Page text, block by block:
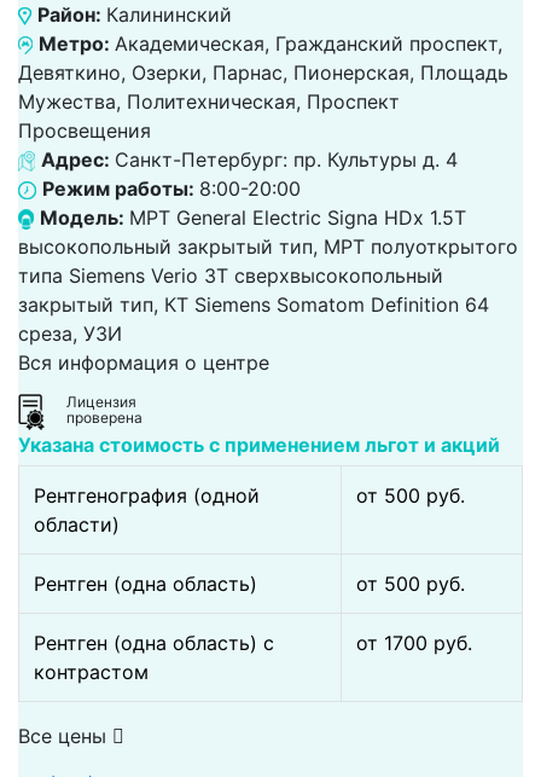
Район: Калининский
Метро: Академическая, Гражданский проспект,
Девяткино, Озерки, Парнас, Пионерская, Площадь
Мужества, Политехническая, Проспект
Просвещения
Адрес: Санкт-Петербург: пр. Культуры д. 4
Режим работы: 8:00-20:00
Модель: МРТ General Electric Signa HDx 1.5T
высокопольный закрытый тип, МРТ полуоткрытого
типа Siemens Verio 3Т сверхвысокопольный
закрытый тип, КТ Siemens Somatom Definition 64
среза, УЗИ
Вся информация о центре
Лицензия
проверена
Указана стоимость с применением льгот и акций
Рентгенография (одной
области)
от 500 pуб.
Рентген (одна область) от 500 pуб.
Рентген (одна область) с
контрастом
от 1700 pуб.
Все цены